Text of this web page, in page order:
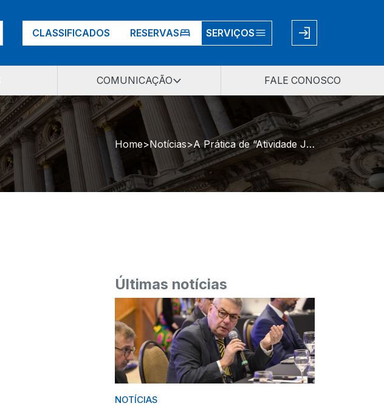
CLASSIFICADOS RESERVAS SERVIÇOS
COMUNICAÇÃO FALE CONOSCO
Home Notícias A Prática de “Atividade Jurídica” nos Concursos
Últimas notícias
NOTÍCIAS